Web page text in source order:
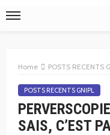
Home POSTS RECENTS
POSTS RECENTS GNIPL
SAIS, C’EST